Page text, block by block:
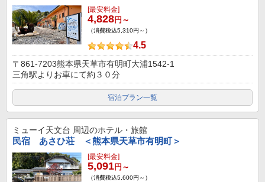
[最安料金]
4,828円～
（消費税込5,310円～）
4.5
〒861-7203熊本県天草市有明町大浦1542-1
三角駅よりお車にて約３０分
宿泊プラン一覧
ミューイ天文台 周辺のホテル・旅館
民宿 あさひ荘 ＜熊本県天草市有明町＞
[最安料金]
5,091円～
（消費税込5,600円～）